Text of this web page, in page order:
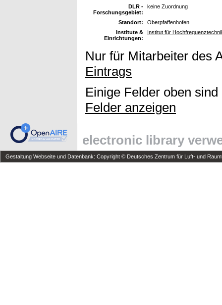
DLR -
Forschungsgebiet:
keine Zuordnung
Standort:
Oberpfaffenhofen
Institute &
Einrichtungen:
Institut für
Nur für Mitarbeiter des
Eintrags
Einige Felder oben
Felder anzeigen
electronic library
Gestaltung Webseite und Datenbank: Copyright © Deutsches Zentrum für Luft- und